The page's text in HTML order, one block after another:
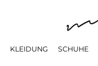
KLEIDUNG SCHUHE